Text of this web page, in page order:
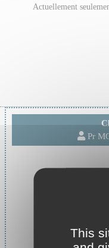
Pr
Actuellement
This